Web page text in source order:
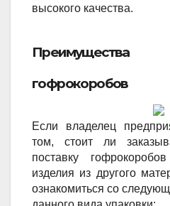
высокого качества.
Преимущества
гофрокоробов
Если владелец
том, стоит ли
поставку
изделия из другого
ознакомиться со